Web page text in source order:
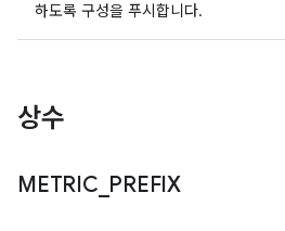
하도록 구성을 푸시합니다.
상수
METRIC PREFIX